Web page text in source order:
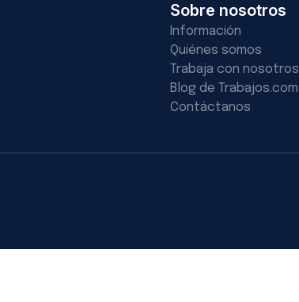
Sobre nosotros
Información
Quiénes somos
Trabaja con nosotros
Blog de Trabajos.com
Contáctanos